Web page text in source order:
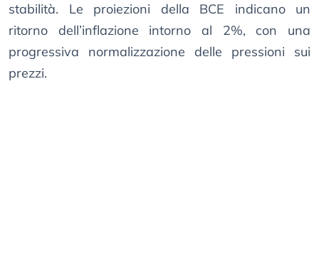
stabilità. Le proiezioni della BCE indicano un
ritorno dell’inflazione intorno al 2%, con una
progressiva normalizzazione delle pressioni sui
prezzi.